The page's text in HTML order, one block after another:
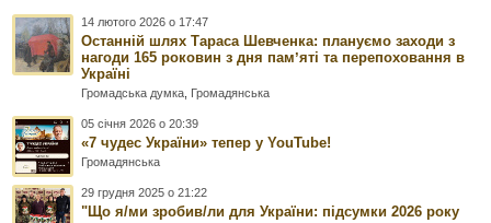
14 лютого 2026 о 17:47
Останній шлях Тараса Шевченка: плануємо заходи з
нагоди 165 роковин з дня памʼяті та перепоховання в
Україні
Громадська думка, Громадянська
05 січня 2026 о 20:39
«7 чудес України» тепер у YouTube!
Громадянська
29 грудня 2025 о 21:22
"Що я/ми зробив/ли для України: підсумки 2026 року